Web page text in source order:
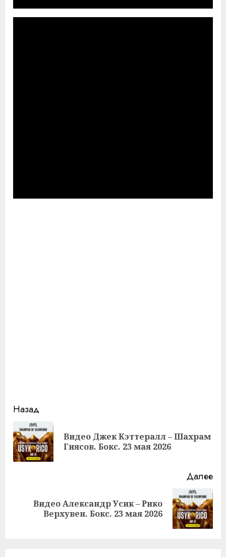
Продолжить
чтение
Назад
Видео Джек Кэттералл – Шахрам
Гиясов. Бокс. 23 мая 2026
Далее
Следующая
запись:
Видео Александр Усик – Рико
Верхувен. Бокс. 23 мая 2026